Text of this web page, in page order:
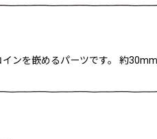
を嵌めるパーツです。 約